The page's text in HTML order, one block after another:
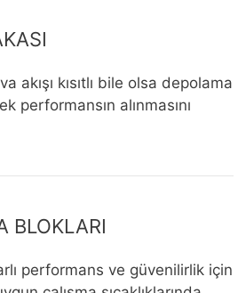
akışı kısıtlı bile olsa depolama
performansın alınmasını
BLOKLARI
performans ve güvenilirlik için